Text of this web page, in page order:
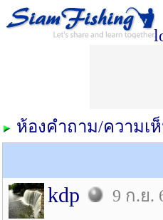
ห้องคำถาม/ความเ
kdp 9 ก.ย.